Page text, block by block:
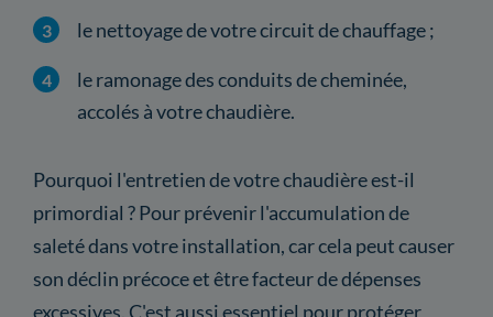
le nettoyage de votre circuit de chauffage ;
le ramonage des conduits de cheminée,
accolés à votre chaudière.
Pourquoi l'entretien de votre chaudière est-il
primordial ? Pour prévenir l'accumulation de
saleté dans votre installation, car cela peut causer
son déclin précoce et être facteur de dépenses
excessives. C'est aussi essentiel pour protéger